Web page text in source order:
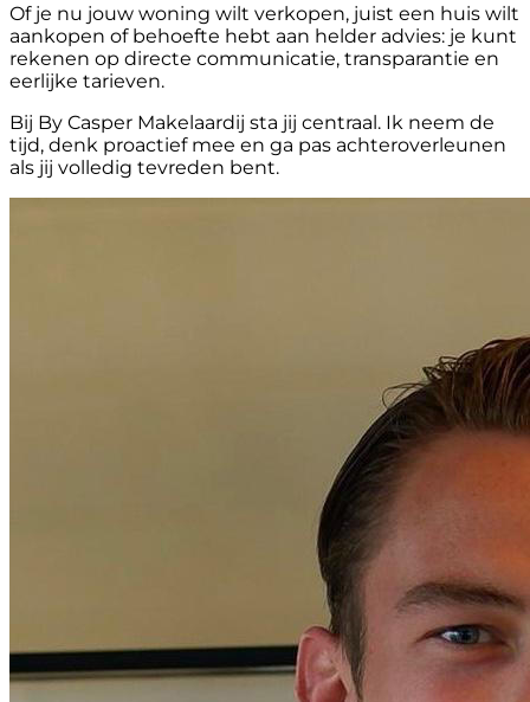
Of je nu jouw woning wilt verkopen, juist een huis wilt
aankopen of behoefte hebt aan helder advies: je kunt
rekenen op directe communicatie, transparantie en
eerlijke tarieven.
Bij By Casper Makelaardij sta jij centraal. Ik neem de
tijd, denk proactief mee en ga pas achteroverleunen
als jij volledig tevreden bent.